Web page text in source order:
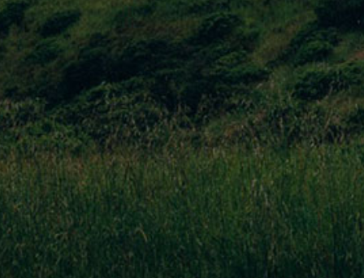
CUIDAMOS A LOS DETALLES Y TE ASESORAMOS
PARA CUALQUIER VIAJE DE INCENTIVO,
CONFERENCIA, ETC. TENEMOS UN EQUIPO CON
MUCHA EXPERIENCIA PARA ORGANIZAR VIAJES DE
MICE.
Tenemos experiencia en organizar viajes MICE tan
grande como de 650 personas. Se requiere experiencia y
organización para superar las expectativas de los
clientes. Cuidamos a los detalles y te asesoramos para
cualquier viaje de incentivo, conferencia, etc. Tenemos un
equipo con mucha experiencia para organizar viajes de
MICE.